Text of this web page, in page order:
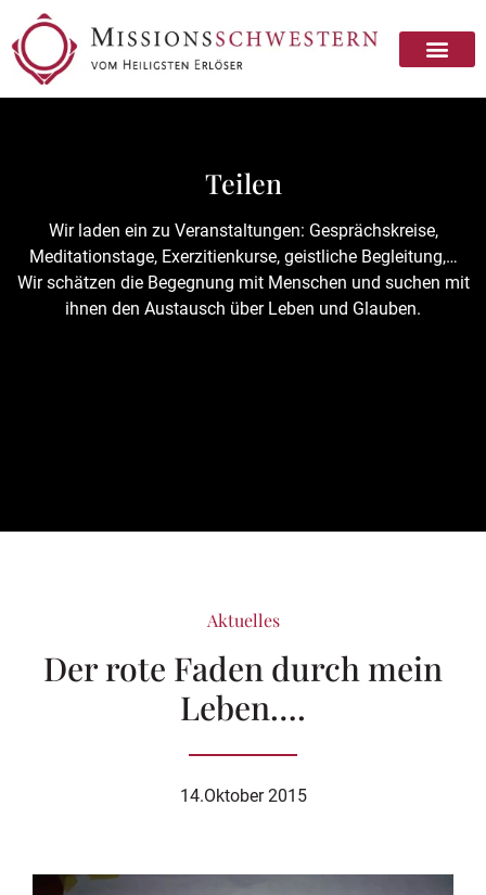
Teilen
Wir laden ein zu Veranstaltungen: Gesprächskreise,
Meditationstage, Exerzitienkurse, geistliche Begleitung,…
Wir schätzen die Begegnung mit Menschen und suchen mit
ihnen den Austausch über Leben und Glauben.
Aktuelles
Der rote Faden durch mein
Leben….
14.Oktober 2015